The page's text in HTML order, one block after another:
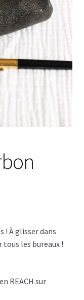
! À glisser dans
tous les bureaux !
REACH sur